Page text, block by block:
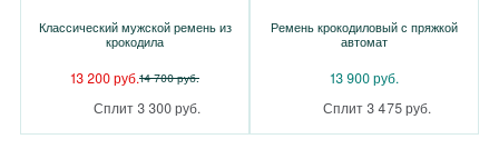
Классический мужской ремень из
крокодила
13 200 руб.14 700 руб.
Сплит 3 300 руб.
Ремень крокодиловый с пряжкой
автомат
13 900 руб.
Сплит 3 475 руб.